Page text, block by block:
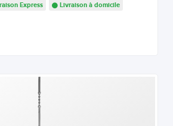
Express Livraison à domicile